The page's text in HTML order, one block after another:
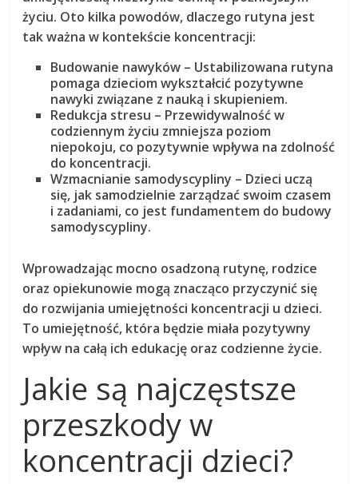
życiu. Oto kilka powodów, dlaczego rutyna jest
tak ważna w kontekście koncentracji:
Budowanie nawyków – Ustabilizowana rutyna
pomaga dzieciom wykształcić pozytywne
nawyki związane z nauką i skupieniem.
Redukcja stresu – Przewidywalność w
codziennym życiu zmniejsza poziom
niepokoju, co pozytywnie wpływa na zdolność
do koncentracji.
Wzmacnianie samodyscypliny – Dzieci uczą
się, jak samodzielnie zarządzać swoim czasem
i zadaniami, co jest fundamentem do budowy
samodyscypliny.
Wprowadzając mocno osadzoną rutynę, rodzice
oraz opiekunowie mogą znacząco przyczynić się
do rozwijania umiejętności koncentracji u dzieci.
To umiejętność, która będzie miała pozytywny
wpływ na całą ich edukację oraz codzienne życie.
Jakie są najczęstsze
przeszkody w
koncentracji dzieci?